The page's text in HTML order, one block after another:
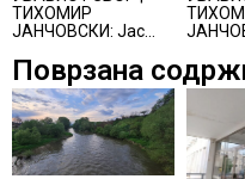
ТИХОМИР
ЈАНЧОВСКИ: Јас
сум млад… во јули
работи
Поврзана